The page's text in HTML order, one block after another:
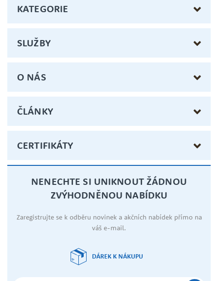
KATEGORIE
SLUŽBY
O NÁS
ČLÁNKY
CERTIFIKÁTY
NENECHTE SI UNIKNOUT ŽÁDNOU
ZVÝHODNĚNOU NABÍDKU
Zaregistrujte se k odběru novinek a akčních nabídek přímo na
váš e-mail.
DÁREK K NÁKUPU